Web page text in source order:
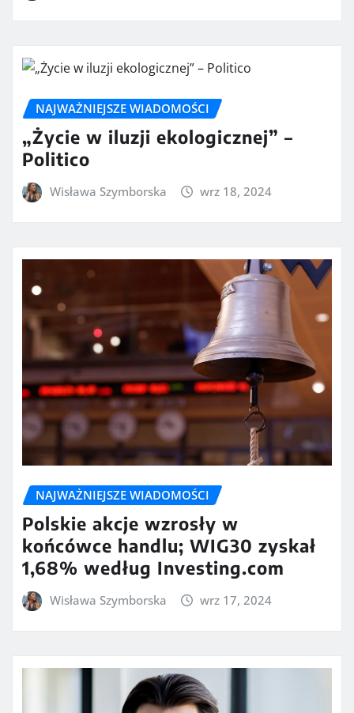
NAJWAŻNIEJSZE WIADOMOŚCI
„Życie w iluzji ekologicznej” –
Politico
Wisława Szymborska wrz 18, 2024
NAJWAŻNIEJSZE WIADOMOŚCI
Polskie akcje wzrosły w
końcówce handlu; WIG30 zyskał
1,68% według Investing.com
Wisława Szymborska wrz 17, 2024